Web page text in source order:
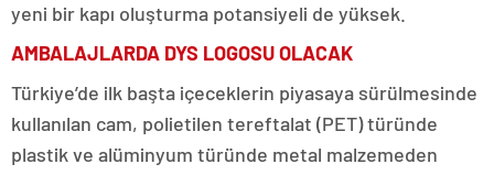
yeni bir kapı oluşturma potansiyeli de yüksek.
AMBALAJLARDA DYS LOGOSU OLACAK
Türkiye’de ilk başta içeceklerin piyasaya sürülmesinde
kullanılan cam, polietilen tereftalat (PET) türünde
plastik ve alüminyum türünde metal malzemeden